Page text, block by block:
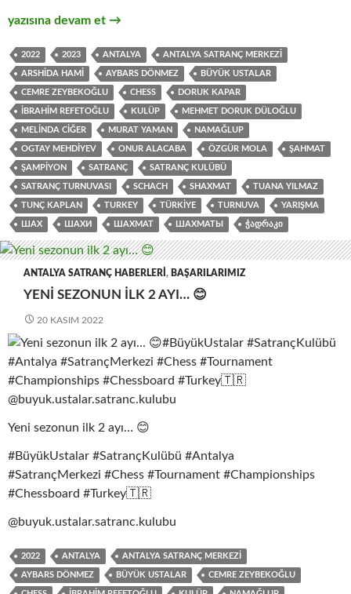
Antalya Agora AVM Satranç Turnuvası
yazısına devam et →
2022 2023 ANTALYA ANTALYA SATRANÇ MERKEZI
ARSHIDA HAMI AYBARS DÖNMEZ BÜYÜK USTALAR
CEMRE ZEYBEKOĞLU CHESS DORUK KAPAR
İBRAHIM REFETOĞLU KULÜP MEHMET DORUK DÜLOĞLU
MELINDA CIĞER MURAT YAMAN NAMAĞLUP
OGTAY MEHDIYEV ONUR ALACABA ÖZGÜR MOLA ŞAHMAT
ŞAMPIYON SATRANÇ SATRANÇ KULÜBÜ
SATRANÇ TURNUVASI SCHACH SHAXMAT TUANA YILMAZ
TUNÇ KAPLAN TURKEY TÜRKIYE TURNUVA YARIŞMA
ШАХ ШАХИ ШАХМАТ ШАХМАТЫ ᲭᲐᲓᲠᲐᲙᲘ
ANTALYA SATRANÇ HABERLERI , BAŞARILARIMIZ
YENI SEZONUN ILK 2 AYI… 😊
20 KASIM 2022
Yeni sezonun ilk 2 ayı… 😊
#BüyükUstalar #SatrançKulübü #Antalya
#SatrançMerkezi #Chess #Tournament #Championships
#Chessboard #Turkey🇹🇷
@buyuk.ustalar.satranc.kulubu
2022 ANTALYA ANTALYA SATRANÇ MERKEZI
AYBARS DÖNMEZ BÜYÜK USTALAR CEMRE ZEYBEKOĞLU